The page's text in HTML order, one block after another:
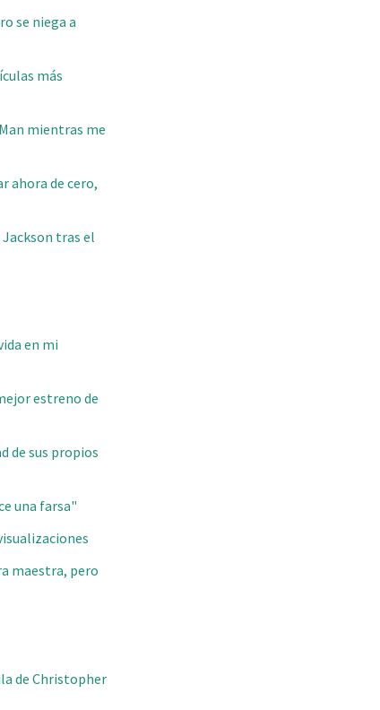
se niega a
más
mientras me
ahora de cero,
tras el
en mi
estreno de
de sus propios
una farsa"
maestra, pero
de Christopher